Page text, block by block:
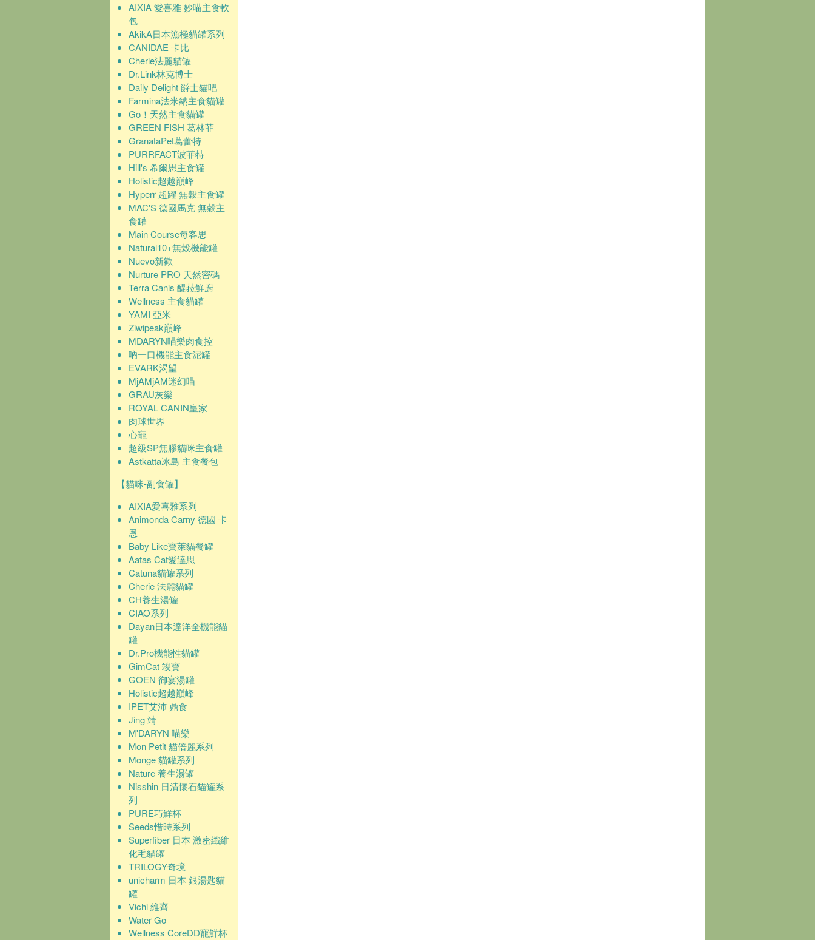
AIXIA 愛喜雅 妙喵主食軟
包
AkikA日本漁極貓罐系列
CANIDAE 卡比
Cherie法麗貓罐
Dr.Link林克博士
Daily Delight 爵士貓吧
Farmina法米納主食貓罐
Go！天然主食貓罐
GREEN FISH 葛林菲
GranataPet葛蕾特
PURRFACT波菲特
Hill's 希爾思主食罐
Holistic超越巔峰
Hyperr 超躍 無穀主食罐
MAC'S 德國馬克 無穀主
食罐
Main Course每客思
Natural10+無榖機能罐
Nuevo新歡
Nurture PRO 天然密碼
Terra Canis 醍菈鮮廚
Wellness 主食貓罐
YAMI 亞米
Ziwipeak巔峰
MDARYN喵樂肉食控
吶一口機能主食泥罐
EVARK渴望
MjAMjAM迷幻喵
GRAU灰樂
ROYAL CANIN皇家
肉球世界
心寵
超級SP無膠貓咪主食罐
Astkatta冰島 主食餐包
【貓咪-副食罐】
AIXIA愛喜雅系列
Animonda Carny 德國 卡
恩
Baby Like寶萊貓餐罐
Aatas Cat愛達思
Catuna貓罐系列
Cherie 法麗貓罐
CH養生湯罐
CIAO系列
Dayan日本達洋全機能貓
罐
Dr.Pro機能性貓罐
GimCat 竣寶
GOEN 御宴湯罐
Holistic超越巔峰
IPET艾沛 鼎食
Jing 靖
M'DARYN 喵樂
Mon Petit 貓倍麗系列
Monge 貓罐系列
Nature 養生湯罐
Nisshin 日清懷石貓罐系
列
PURE巧鮮杯
Seeds惜時系列
Superfiber 日本 激密纖維
化毛貓罐
TRILOGY奇境
unicharm 日本 銀湯匙貓
罐
Vichi 維齊
Water Go
Wellness CoreDD寵鮮杯